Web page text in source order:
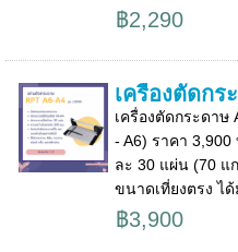
฿2,290
เครื่องตัดกร
เครื่องตัดกระดาษ
- A6) ราคา
ละ 30 แผ่น (70 แ
ขนาดเที่ยงตรง ไ
฿3,900